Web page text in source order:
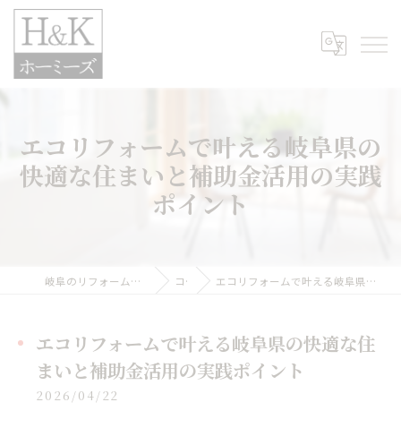
エコリフォームで叶える岐阜県の
快適な住まいと補助金活用の実践
ポイント
岐阜のリフォームなら株式会社H&Kホーミーズ コラム エコリフォームで叶える岐阜県の快適な住まいと補助金活用の実践ポイント
エコリフォームで叶える岐阜県の快適な住
まいと補助金活用の実践ポイント
2026/04/22